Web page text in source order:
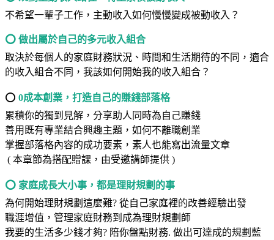
不希望一輩子工作，主動收入如何慢慢變成被動收入？
⭕ 做出屬於自己的多元收入組合
取決於每個人的家庭財務狀況、時間和生活期待的不同，適合
的收入組合不同，我該如何開始我的收入組合？
⭕ 0成本創業，打造自己的賺錢部落格
累積你的獨到見解，分享助人同時為自己賺錢
善用既有專業結合興趣主題，如何不離職創業
掌握部落格內容的成功要素，素人也能寫出流量文章
( 本章節為搭配贈課，由受邀講師提供 )
⭕ 家庭成長大小事，都是理財規劃的事
為何開始理財規劃這麼難? 從自己家庭裡的改善經驗出發
職涯增值，管理家庭財務到成為理財規劃師
我要的生活多少錢才夠? 陪你盤點財務. 做出可達成的規劃藍